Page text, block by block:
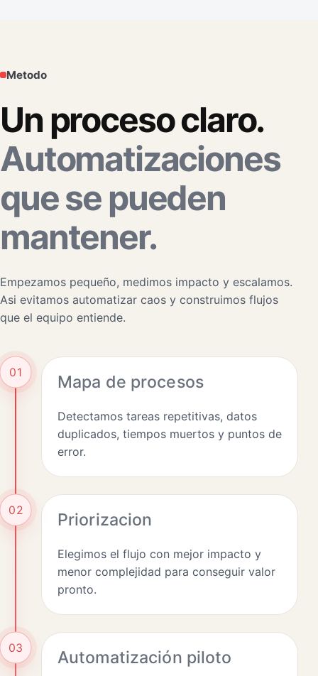
Metodo
Un proceso claro.
Automatizaciones
que se pueden
mantener.
Empezamos pequeño, medimos impacto y escalamos.
Asi evitamos automatizar caos y construimos flujos
que el equipo entiende.
01 Mapa de procesos
Detectamos tareas repetitivas, datos
duplicados, tiempos muertos y puntos de
error.
02 Priorizacion
Elegimos el flujo con mejor impacto y
menor complejidad para conseguir valor
pronto.
03 Automatización piloto